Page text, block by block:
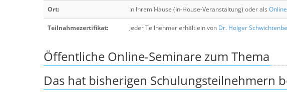
Ort: In Ihrem Hause (In-House-Veranstaltung) oder als
Teilnahmezertifikat: Jeder Teilnehmer erhält ein von Dr. Holger
Öffentliche Online-Seminare zum Thema
Das hat bisherigen Schulungsteilnehmern